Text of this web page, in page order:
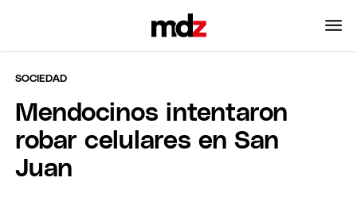
SOCIEDAD
Mendocinos intentaron
robar celulares en San
Juan